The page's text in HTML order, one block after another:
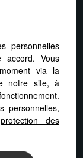
permanent, depuis
notre site
types d'écrans
Immo
personnelles
accord. Vous
via la
notre site, à
personnelles,
des